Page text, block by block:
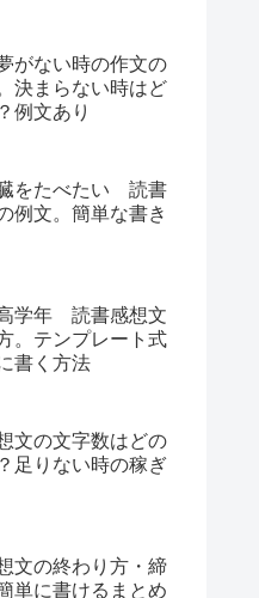
がない時の作文の
決まらない時はど
例文あり
をたべたい 読書
例文。簡単な書き
学年 読書感想文
。テンプレート式
書く方法
文の文字数はどの
足りない時の稼ぎ
文の終わり方・締
単に書けるまとめ